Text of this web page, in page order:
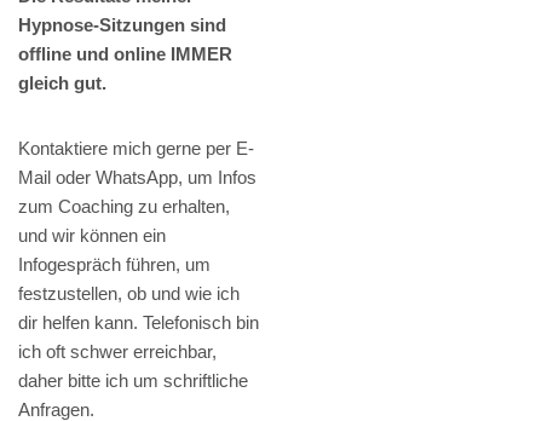
Hypnose-Sitzungen sind
offline und online IMMER
gleich gut.
Kontaktiere mich gerne per E-
Mail oder WhatsApp, um Infos
zum Coaching zu erhalten,
und wir können ein
Infogespräch führen, um
festzustellen, ob und wie ich
dir helfen kann. Telefonisch bin
ich oft schwer erreichbar,
daher bitte ich um schriftliche
Anfragen.